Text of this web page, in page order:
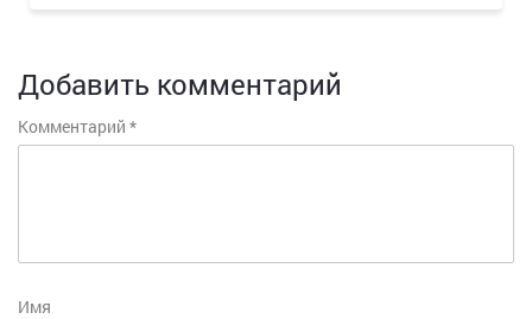
Добавить комментарий
Комментарий *
Имя